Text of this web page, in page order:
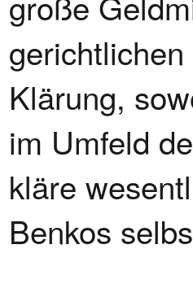
Klärung,
im Umfeld
kläre
Benkos